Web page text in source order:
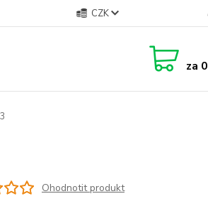
CZK
za
Ohodnotit produkt